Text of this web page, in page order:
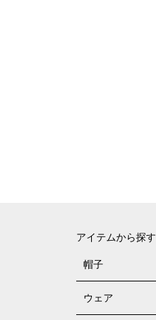
アイテムから探す
帽子
ウェア